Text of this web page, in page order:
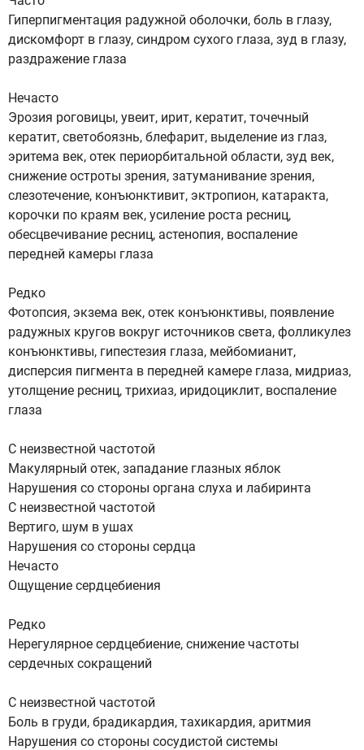
Гиперпигментация радужной оболочки, боль в глазу,
дискомфорт в глазу, синдром сухого глаза, зуд в глазу,
раздражение глаза
Нечасто
Эрозия роговицы, увеит, ирит, кератит, точечный
кератит, светобоязнь, блефарит, выделение из глаз,
эритема век, отек периорбитальной области, зуд век,
снижение остроты зрения, затуманивание зрения,
слезотечение, конъюнктивит, эктропион, катаракта,
корочки по краям век, усиление роста ресниц,
обесцвечивание ресниц, астенопия, воспаление
передней камеры глаза
Редко
Фотопсия, экзема век, отек конъюнктивы, появление
радужных кругов вокруг источников света, фолликулез
конъюнктивы, гипестезия глаза, мейбомианит,
дисперсия пигмента в передней камере глаза, мидриаз,
утолщение ресниц, трихиаз, иридоциклит, воспаление
глаза
С неизвестной частотой
Макулярный отек, западание глазных яблок
Нарушения со стороны органа слуха и лабиринта
С неизвестной частотой
Вертиго, шум в ушах
Нарушения со стороны сердца
Нечасто
Ощущение сердцебиения
Редко
Нерегулярное сердцебиение, снижение частоты
сердечных сокращений
С неизвестной частотой
Боль в груди, брадикардия, тахикардия, аритмия
Нарушения со стороны сосудистой системы